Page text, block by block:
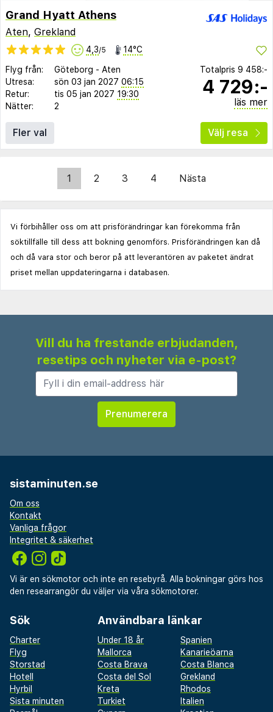
Grand Hyatt Athens
Aten, Grekland
4,3/5 14°C
Flyg från: Göteborg - Aten
Utresa:
sön 03 jan 2027 06:15
Retur:
tis 05 jan 2027 19:30
Nätter:
2
Totalpris 9 458:-
4 729:-
läs mer
Fler val Välj resa
1 2 3 4 Nästa
Vi förbihåller oss om att prisförändringar kan förekomma från
söktillfälle till dess att bokning genomförs. Prisförändringen kan då
och då vara stor och beror på att leverantören av paketet ändrat
priset mellan uppdateringarna i databasen.
Vill du ha frestande erbjudanden,
resetips och nyheter via e-post?
sistaminuten.se
Om oss
Kontakt
Vanliga frågor
Integritet & säkerhet
Vi är en sökmotor och inte en resebyrå. Alla bokningar görs hos
den researrangör du väljer via våra sökmotorer.
Sök
Charter
Flyg
Storstad
Hotell
Hyrbil
Sista minuten
Användbara länkar
Under 18 år
Spanien
Mallorca
Kanarieöarna
Costa Brava
Costa Blanca
Costa del Sol
Grekland
Kreta
Rhodos
Turkiet
Italien